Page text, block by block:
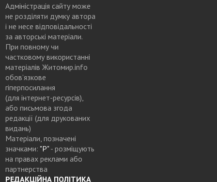
Адміністрація сайту може
не розділяти думку автора
і не несе відповідальності
за авторські матеріали.
При повному чи
частковому використанні
матеріалів Житомир.info
обов’язкове
гіперпосилання
(для інтернет-ресурсів),
або письмова згода
редакції (для друкованих
видань)
Матеріали, позначені
значками: "Р"- розміщують
на правах реклами або
партнерства
РЕДАКЦІЙНА ПОЛІТИКА